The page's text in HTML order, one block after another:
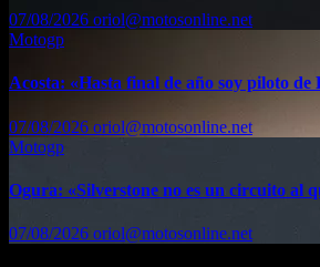
07/08/2026 oriol@motosonline.net
Motogp
Acosta: «Hasta final de año soy piloto
07/08/2026 oriol@motosonline.net
Motogp
Ogura: «Silverstone no es un circuito al
07/08/2026 oriol@motosonline.net